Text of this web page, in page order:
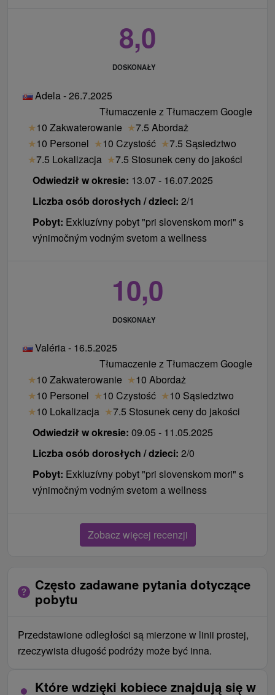
top terminach (wakacje): w godz. 18:00-24:00. W
hotelu podczas wizyty w pomieszczeniach
gastronomicznych obowiązuje odpowiedni strój.
nestrážené.
WiFi połączenie na internet.
Zwierzęta:Zakwaterowanie ze zwierzętami nie
jest dozwolone.
8,0
DOSKONAŁY
Adela - 26.7.2025
Tłumaczenie z Tłumaczem Google
★10 Zakwaterowanie ★7.5 Abordaż
★10 Personel ★10 Czystość ★7.5 Sąsiedztwo
★7.5 Lokalizacja ★7.5 Stosunek ceny do jakości
Odwiedził w okresie: 13.07 - 16.07.2025
Liczba osób dorosłych / dzieci: 2/1
Pobyt: Exkluzívny pobyt "pri slovenskom mori" s
výnimočným vodným svetom a wellness
10,0
DOSKONAŁY
Valéria - 16.5.2025
Tłumaczenie z Tłumaczem Google
★10 Zakwaterowanie ★10 Abordaż
★10 Personel ★10 Czystość ★10 Sąsiedztwo
★10 Lokalizacja ★7.5 Stosunek ceny do jakości
Odwiedził w okresie: 09.05 - 11.05.2025
Liczba osób dorosłych / dzieci: 2/0
Pobyt: Exkluzívny pobyt "pri slovenskom mori" s
výnimočným vodným svetom a wellness
Zobacz więcej recenzji
Często zadawane pytania dotyczące
pobytu
Przedstawione odległości są mierzone w linii prostej,
rzeczywista długość podróży może być inna.
Które wdzięki kobiece znajdują się w